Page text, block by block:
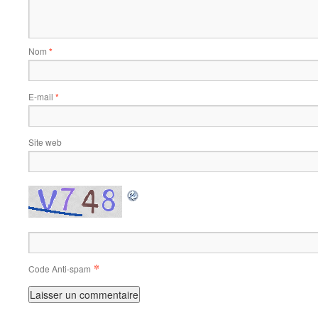
Nom *
E-mail *
Site web
Code Anti-spam *